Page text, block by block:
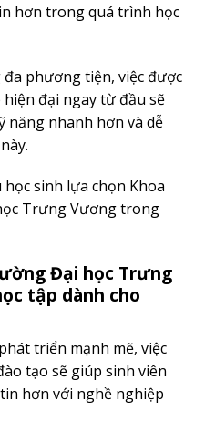
hơn trong quá trình học
phương tiện, việc được
đại ngay từ đầu sẽ
năng nhanh hơn và dễ
sinh lựa chọn Khoa
Trưng Vương trong
Đại học Trưng
tập dành cho
triển mạnh mẽ, việc
tạo sẽ giúp sinh viên
hơn với nghề nghiệp